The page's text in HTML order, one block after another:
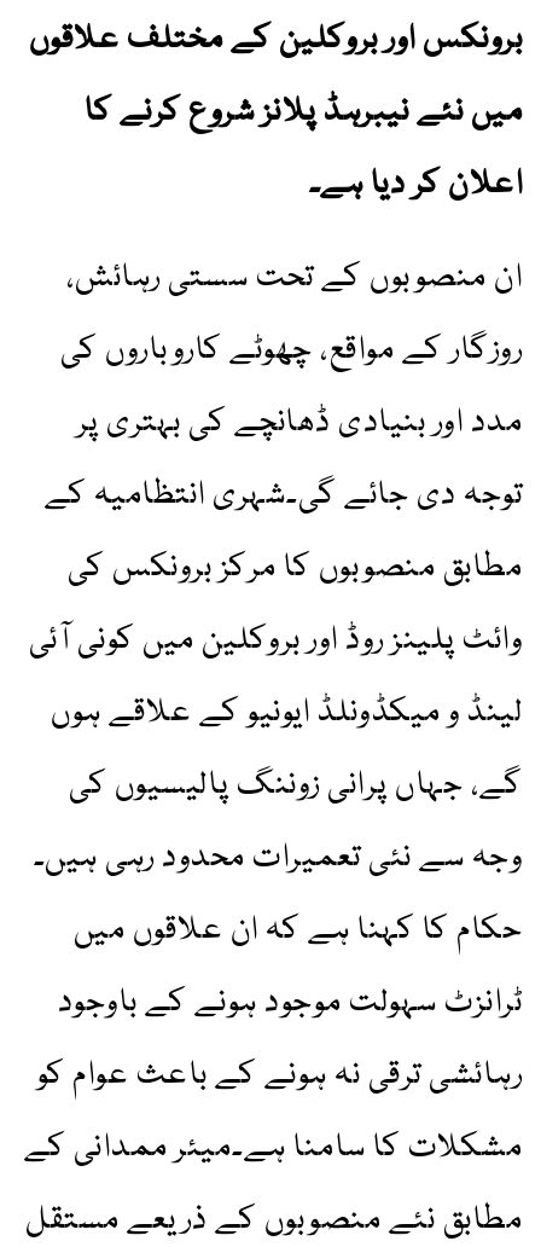
برونکس اور بروکلین کے مختلف علاقوں
میں نئے نیبرہڈ پلانز شروع کرنے کا
اعلان کر دیا ہے۔
ان منصوبوں کے تحت سستی رہائش،
روزگار کے مواقع، چھوٹے کاروباروں کی
مدد اور بنیادی ڈھانچے کی بہتری پر
توجہ دی جائے گی۔شہری انتظامیہ کے
مطابق منصوبوں کا مرکز برونکس کی
وائٹ پلینز روڈ اور بروکلین میں کونی آئی
لینڈ و میکڈونلڈ ایونیو کے علاقے ہوں
گے، جہاں پرانی زوننگ پالیسیوں کی
وجہ سے نئی تعمیرات محدود رہی ہیں۔
حکام کا کہنا ہے کہ ان علاقوں میں
ٹرانزٹ سہولت موجود ہونے کے باوجود
رہائشی ترقی نہ ہونے کے باعث عوام کو
مشکلات کا سامنا ہے۔میئر ممدانی کے
مطابق نئے منصوبوں کے ذریعے مستقل